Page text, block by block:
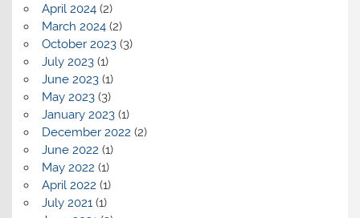
April 2024(2)
March 2024(2)
October 2023(3)
July 2023(1)
June 2023(1)
May 2023(3)
January 2023(1)
December 2022 (2)
June 2022 (1)
May 2022 (1)
April 2022 (1)
July 2021(1)